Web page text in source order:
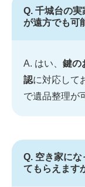
Q. 千城台の
が遠方でも可
A. はい、 鍵の
認に対応して
で遺品整理が
Q. 空き家に
てもらえます